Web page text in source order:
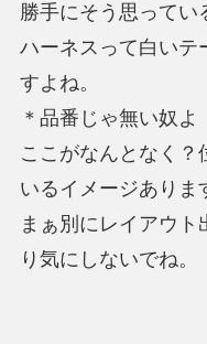
勝手にそう思ってい
ハーネスって白いテ
すよね。
＊品番じゃ無い奴よ
ここがなんとなく？
いるイメージありま
まぁ別にレイアウト
り気にしないでね。